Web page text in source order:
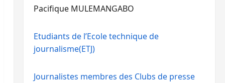
Pacifique MULEMANGABO
Etudiants de l’Ecole technique de
journalisme(ETJ)
Journalistes membres des Clubs de presse